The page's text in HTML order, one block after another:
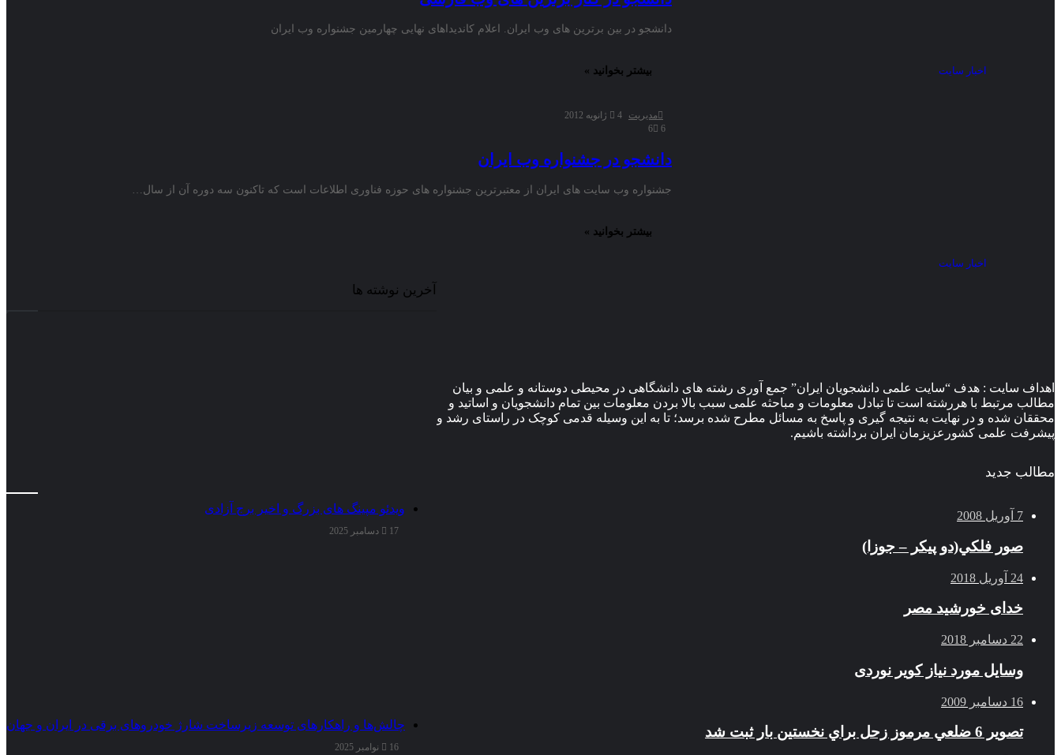
اخبار سایت
دانشجو در بين برترين های وب ايران. اعلام کانديداهای نهایی چهارمين جشنواره وب ايران
بیشتر بخوانید »
اخبار سایت
مدیریت
4 ژانویه 2012
6
6
دانشجو در جشنواره وب ایران
جشنواره وب سایت های ایران از معتبرترین جشنواره های حوزه فناوری اطلاعات است که تاکنون سه دوره آن از سال…
بیشتر بخوانید »
آخرین نوشته ها
ویدئو مپینگ های بزرگ و اخیر برج آزادی
17 دسامبر 2025
چالش‌ها و راهکارهای توسعه زیرساخت شارژ خودروهای برقی در ایران و جهان
16 نوامبر 2025
اهداف سایت : هدف “سایت علمی دانشجویان ایران” جمع آوری رشته های دانشگاهی در محیطی دوستانه و علمی و بیان
مطالب مرتبط با هررشته است تا تبادل معلومات و مباحثه علمی سبب بالا بردن معلومات بین تمام دانشجویان و اساتید و
محققان شده و در نهایت به نتیجه گیری و پاسخ به مسائل مطرح شده برسد؛ تا به این وسیله قدمی کوچک در راستای رشد و
پیشرفت علمی کشورعزیزمان ایران برداشته باشیم.
مطالب جدید
7 آوریل 2008
صور فلكي(دو پیکر – جوزا)
24 آوریل 2018
خدای خورشید مصر
22 دسامبر 2018
وسایل مورد نیاز کویر نوردی
16 دسامبر 2009
تصوير 6 ضلعي مرموز زحل براي نخستين بار ثبت شد